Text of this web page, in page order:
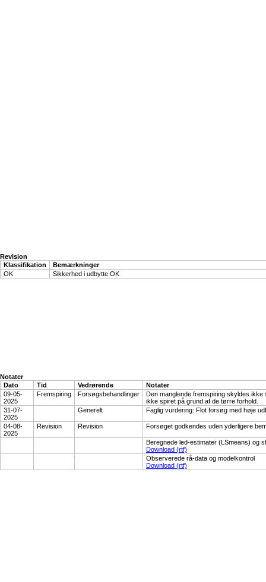
Revision
Klassifikation
Bemærkninger
OK
Sikkerhed i udbytte OK
Notater
Dato
Tid Vedrørende
Notater
09-05-
2025
Fremspiring Forsøgsbehandlinger
Den manglende fremspiring skyldes
ikke spiret på grund af de tørre forhold.
31-07-
2025
Generelt Faglig vurdering: Flot forsøg med høje
04-08-
2025
Revision Revision Forsøget godkendes uden yderligere
Beregnede led-estimater (LSmeans) og
Download (rtf)
Observerede rå-data og modelkontrol
Download (rtf)